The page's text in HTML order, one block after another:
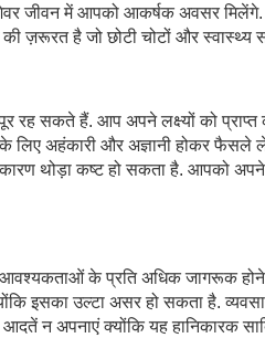
जीवन में आपको आकर्षक अवसर मिलेंगे.
ज़रूरत है जो छोटी चोटों और
रह सकते हैं. आप अपने लक्ष्यों को
अहंकारी और अज्ञानी होकर
कारण थोड़ा कष्ट हो सकता है. आपको
आवश्यकताओं के प्रति अधिक जागरूक
इसका उल्टा असर हो सकता है.
न अपनाएं क्योंकि यह हानिकारक